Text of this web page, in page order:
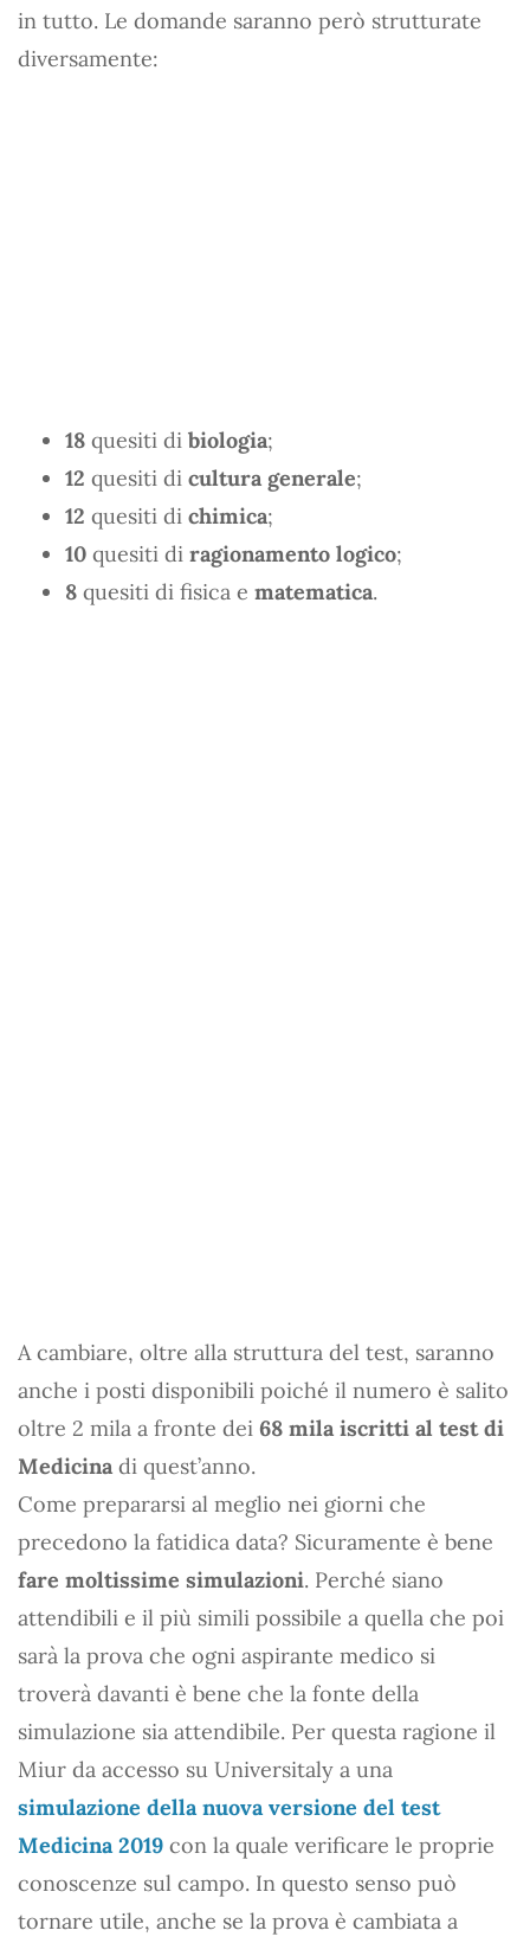
in tutto. Le domande saranno però strutturate
diversamente:
18 quesiti di biologia;
12 quesiti di cultura generale;
12 quesiti di chimica;
10 quesiti di ragionamento logico;
8 quesiti di fisica e matematica.
A cambiare, oltre alla struttura del test, saranno
anche i posti disponibili poiché il numero è salito
oltre 2 mila a fronte dei 68 mila iscritti al test di
Medicina di quest’anno.
Come prepararsi al meglio nei giorni che
precedono la fatidica data? Sicuramente è bene
fare moltissime simulazioni. Perché siano
attendibili e il più simili possibile a quella che poi
sarà la prova che ogni aspirante medico si
troverà davanti è bene che la fonte della
simulazione sia attendibile. Per questa ragione il
Miur da accesso su Universitaly a una
simulazione della nuova versione del test
Medicina 2019 con la quale verificare le proprie
conoscenze sul campo. In questo senso può
tornare utile, anche se la prova è cambiata a